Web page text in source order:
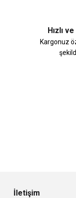
Hızlı
Kargonuz
İletişim